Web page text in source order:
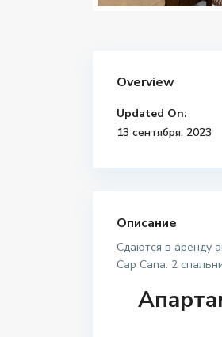
Overview
Updated On:
13 сентября, 2023
Описание
Сдаются в аренду
Cap Cana. 2